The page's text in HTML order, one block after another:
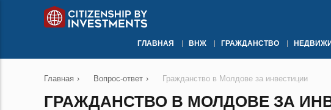
ГЛАВНАЯ ВНЖ ГРАЖДАНСТВО
Главная › Вопрос-ответ › Гражданство в Молдове за инвестиции
ГРАЖДАНСТВО В МОЛДОВЕ ЗА